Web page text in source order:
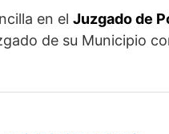
en el Juzgado de
de su Municipio